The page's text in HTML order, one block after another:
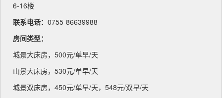
6-16楼
联系电话： 0755-86639988
房间类型：
城景大床房，500元/单早/天
山景大床房，530元/单早/天
城景双床房，450元/单早/天，548元/双早/天